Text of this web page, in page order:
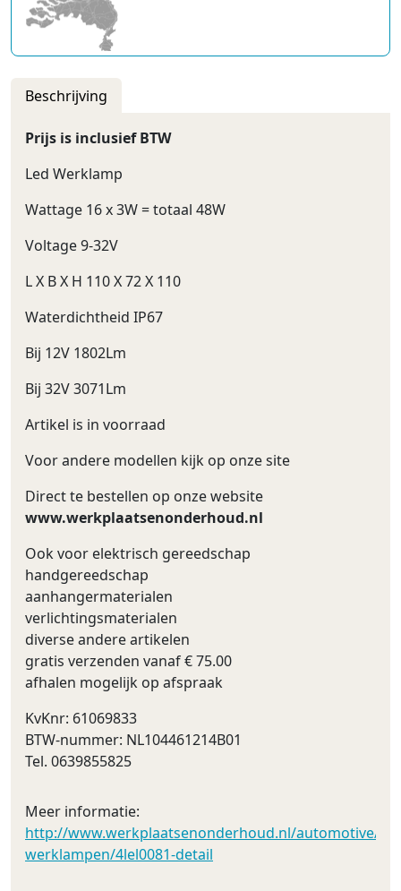
Beschrijving
Prijs is inclusief BTW
Led Werklamp
Wattage 16 x 3W = totaal 48W
Voltage 9-32V
L X B X H 110 X 72 X 110
Waterdichtheid IP67
Bij 12V 1802Lm
Bij 32V 3071Lm
Artikel is in voorraad
Voor andere modellen kijk op onze site
Direct te bestellen op onze website
www.werkplaatsenonderhoud.nl
Ook voor elektrisch gereedschap
handgereedschap
aanhangermaterialen
verlichtingsmaterialen
diverse andere artikelen
gratis verzenden vanaf € 75.00
afhalen mogelijk op afspraak
KvKnr: 61069833
BTW-nummer: NL104461214B01
Tel. 0639855825
Meer informatie:
http://www.werkplaatsenonderhoud.nl/automotive/
werklampen/4lel0081-detail